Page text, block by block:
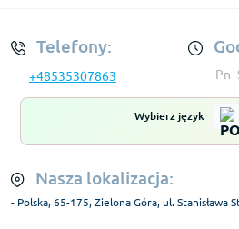
Telefony:
+48535307863
Wybierz język
Nasza lokalizacja:
- Polska, 65-175, Zielona Góra, ul. Stanisława